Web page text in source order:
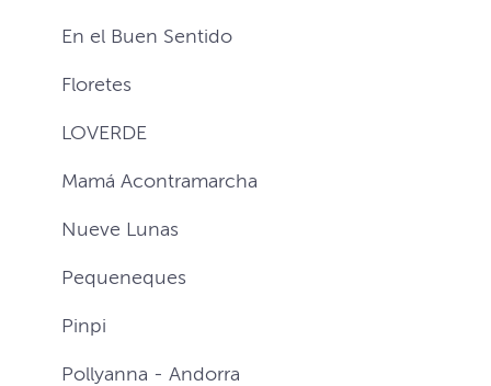
En el Buen Sentido
Floretes
LOVERDE
Mamá Acontramarcha
Nueve Lunas
Pequeneques
Pinpi
Pollyanna - Andorra